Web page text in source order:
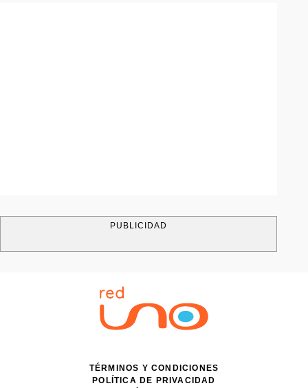
PUBLICIDAD
TÉRMINOS Y CONDICIONES
POLÍTICA DE PRIVACIDAD